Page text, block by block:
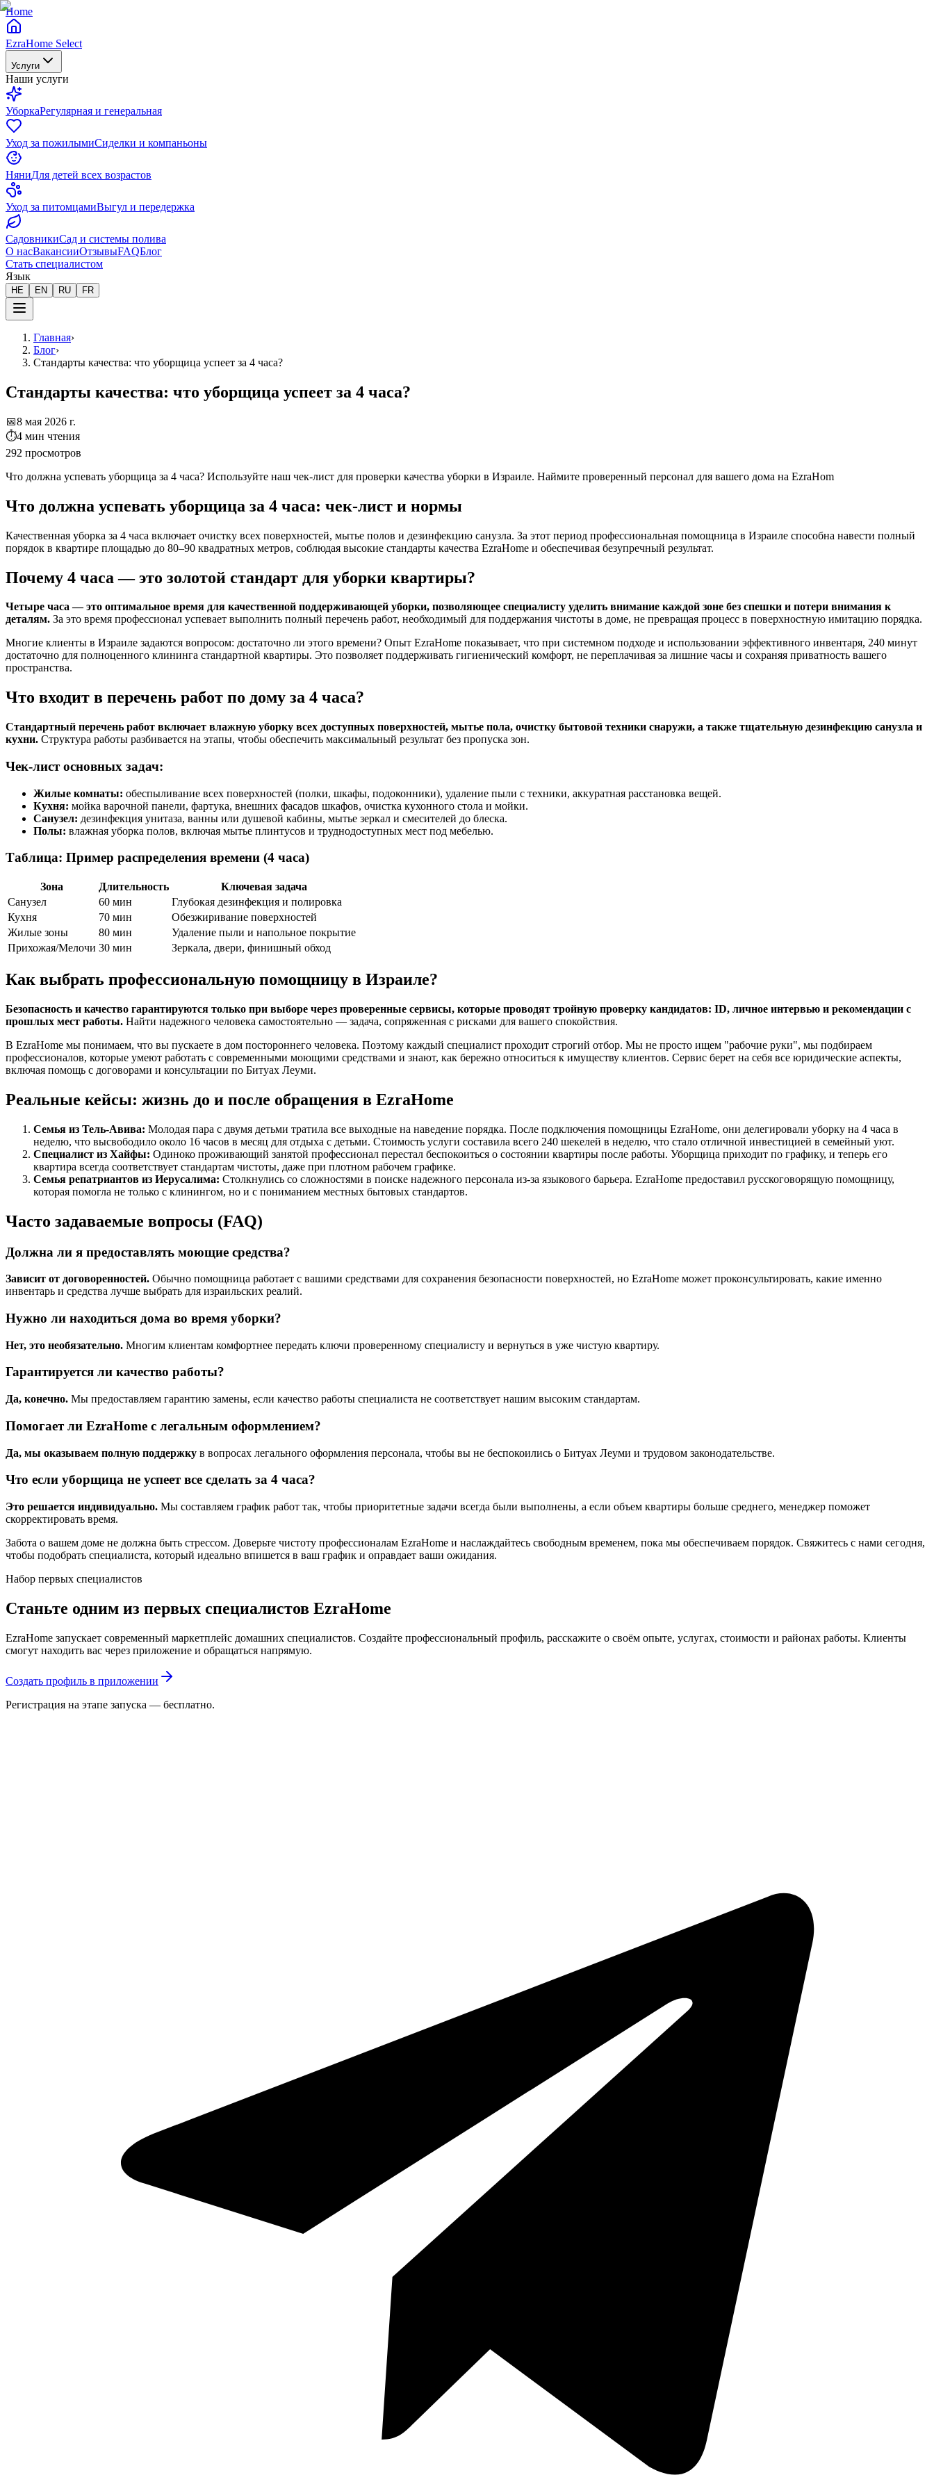
Home
EzraHome Select
Услуги
Наши услуги
УборкаРегулярная и генеральная
Уход за пожилымиСиделки и компаньоны
НяниДля детей всех возрастов
Уход за питомцамиВыгул и передержка
СадовникиСад и системы полива
О насВакансииОтзывыFAQБлог
Стать специалистом
Язык
HE EN RU FR
Главная›
Блог›
Стандарты качества: что уборщица успеет за 4 часа?
Стандарты качества: что уборщица успеет за 4 часа?
📅8 мая 2026 г.
⏱4 мин чтения
292 просмотров
Что должна успевать уборщица за 4 часа? Используйте наш чек-лист для проверки качества уборки в Израиле. Наймите проверенный персонал для вашего дома на EzraHom
Что должна успевать уборщица за 4 часа: чек-лист и нормы
Качественная уборка за 4 часа включает очистку всех поверхностей, мытье полов и дезинфекцию санузла. За этот период профессиональная помощница в Израиле способна навести полный
порядок в квартире площадью до 80–90 квадратных метров, соблюдая высокие стандарты качества EzraHome и обеспечивая безупречный результат.
Почему 4 часа — это золотой стандарт для уборки квартиры?
Четыре часа — это оптимальное время для качественной поддерживающей уборки, позволяющее специалисту уделить внимание каждой зоне без спешки и потери внимания к
деталям. За это время профессионал успевает выполнить полный перечень работ, необходимый для поддержания чистоты в доме, не превращая процесс в поверхностную имитацию порядка.
Многие клиенты в Израиле задаются вопросом: достаточно ли этого времени? Опыт EzraHome показывает, что при системном подходе и использовании эффективного инвентаря, 240 минут
достаточно для полноценного клининга стандартной квартиры. Это позволяет поддерживать гигиенический комфорт, не переплачивая за лишние часы и сохраняя приватность вашего
пространства.
Что входит в перечень работ по дому за 4 часа?
Стандартный перечень работ включает влажную уборку всех доступных поверхностей, мытье пола, очистку бытовой техники снаружи, а также тщательную дезинфекцию санузла и
кухни. Структура работы разбивается на этапы, чтобы обеспечить максимальный результат без пропуска зон.
Чек-лист основных задач:
Жилые комнаты: обеспыливание всех поверхностей (полки, шкафы, подоконники), удаление пыли с техники, аккуратная расстановка вещей.
Кухня: мойка варочной панели, фартука, внешних фасадов шкафов, очистка кухонного стола и мойки.
Санузел: дезинфекция унитаза, ванны или душевой кабины, мытье зеркал и смесителей до блеска.
Полы: влажная уборка полов, включая мытье плинтусов и труднодоступных мест под мебелью.
Таблица: Пример распределения времени (4 часа)
Зона Длительность
Ключевая задача
Санузел
60 мин
Глубокая дезинфекция и полировка
Кухня
70 мин
Обезжиривание поверхностей
Жилые зоны
80 мин
Удаление пыли и напольное покрытие
Прихожая/Мелочи 30 мин Зеркала, двери, финишный обход
Как выбрать профессиональную помощницу в Израиле?
Безопасность и качество гарантируются только при выборе через проверенные сервисы, которые проводят тройную проверку кандидатов: ID, личное интервью и рекомендации с
прошлых мест работы. Найти надежного человека самостоятельно — задача, сопряженная с рисками для вашего спокойствия.
В EzraHome мы понимаем, что вы пускаете в дом постороннего человека. Поэтому каждый специалист проходит строгий отбор. Мы не просто ищем "рабочие руки", мы подбираем
профессионалов, которые умеют работать с современными моющими средствами и знают, как бережно относиться к имуществу клиентов. Сервис берет на себя все юридические аспекты,
включая помощь с договорами и консультации по Битуах Леуми.
Реальные кейсы: жизнь до и после обращения в EzraHome
Семья из Тель-Авива: Молодая пара с двумя детьми тратила все выходные на наведение порядка. После подключения помощницы EzraHome, они делегировали уборку на 4 часа в
неделю, что высвободило около 16 часов в месяц для отдыха с детьми. Стоимость услуги составила всего 240 шекелей в неделю, что стало отличной инвестицией в семейный уют.
Специалист из Хайфы: Одиноко проживающий занятой профессионал перестал беспокоиться о состоянии квартиры после работы. Уборщица приходит по графику, и теперь его
квартира всегда соответствует стандартам чистоты, даже при плотном рабочем графике.
Семья репатриантов из Иерусалима: Столкнулись со сложностями в поиске надежного персонала из-за языкового барьера. EzraHome предоставил русскоговорящую помощницу,
которая помогла не только с клинингом, но и с пониманием местных бытовых стандартов.
Часто задаваемые вопросы (FAQ)
Должна ли я предоставлять моющие средства?
Зависит от договоренностей. Обычно помощница работает с вашими средствами для сохранения безопасности поверхностей, но EzraHome может проконсультировать, какие именно
инвентарь и средства лучше выбрать для израильских реалий.
Нужно ли находиться дома во время уборки?
Нет, это необязательно. Многим клиентам комфортнее передать ключи проверенному специалисту и вернуться в уже чистую квартиру.
Гарантируется ли качество работы?
Да, конечно. Мы предоставляем гарантию замены, если качество работы специалиста не соответствует нашим высоким стандартам.
Помогает ли EzraHome с легальным оформлением?
Да, мы оказываем полную поддержку в вопросах легального оформления персонала, чтобы вы не беспокоились о Битуах Леуми и трудовом законодательстве.
Что если уборщица не успеет все сделать за 4 часа?
Это решается индивидуально. Мы составляем график работ так, чтобы приоритетные задачи всегда были выполнены, а если объем квартиры больше среднего, менеджер поможет
скорректировать время.
Забота о вашем доме не должна быть стрессом. Доверьте чистоту профессионалам EzraHome и наслаждайтесь свободным временем, пока мы обеспечиваем порядок. Свяжитесь с нами сегодня,
чтобы подобрать специалиста, который идеально впишется в ваш график и оправдает ваши ожидания.
Набор первых специалистов
Станьте одним из первых специалистов EzraHome
EzraHome запускает современный маркетплейс домашних специалистов. Создайте профессиональный профиль, расскажите о своём опыте, услугах, стоимости и районах работы. Клиенты
смогут находить вас через приложение и обращаться напрямую.
Создать профиль в приложении
Регистрация на этапе запуска — бесплатно.